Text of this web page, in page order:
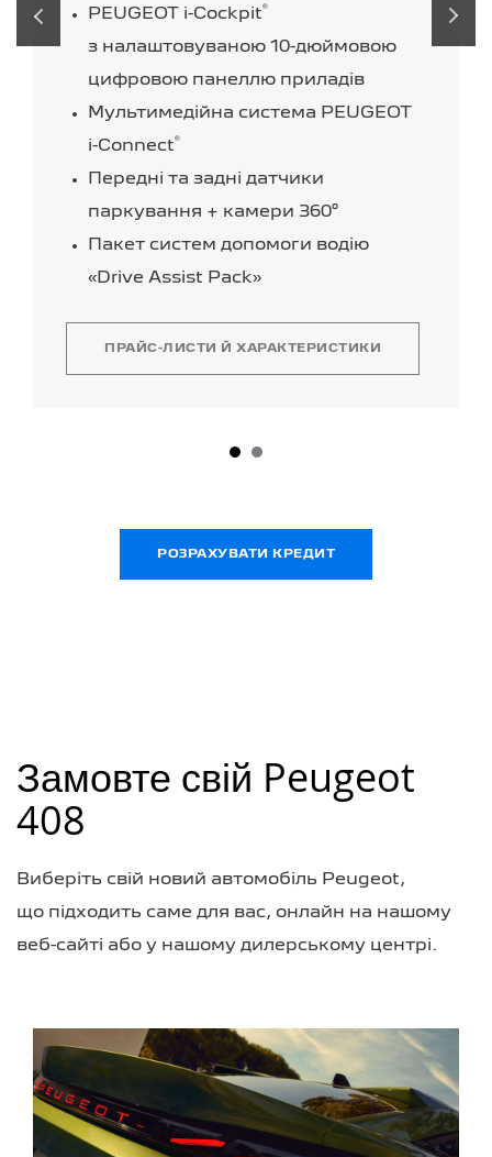
PEUGEOT i-Cockpit®
з налаштовуваною 10-дюймовою
цифровою панеллю приладів
Мультимедійна система PEUGEOT
i-Connect®
Передні та задні датчики
паркування + камери 360°
Пакет систем допомоги водію
«Drive Assist Pack»
ПРАЙС-ЛИСТИ Й ХАРАКТЕРИСТИКИ
‹ ›
РОЗРАХУВАТИ КРЕДИТ
Замовте свій Peugeot
408
Виберіть свій новий автомобіль Peugeot,
що підходить саме для вас, онлайн на нашому
веб-сайті або у нашому дилерському центрі.